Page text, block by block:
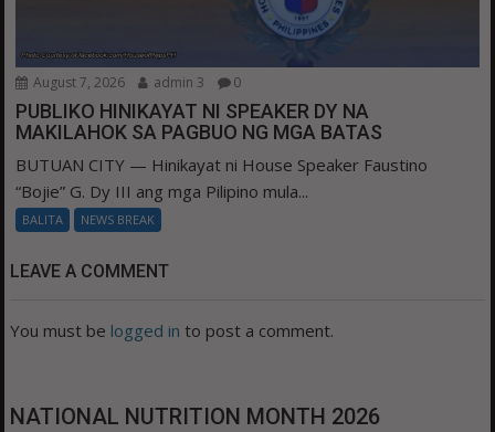
August 7, 2026 admin 3 0
PUBLIKO HINIKAYAT NI SPEAKER DY NA
MAKILAHOK SA PAGBUO NG MGA BATAS
BUTUAN CITY — Hinikayat ni House Speaker Faustino
“Bojie” G. Dy III ang mga Pilipino mula...
BALITA NEWS BREAK
LEAVE A COMMENT
You must be logged in to post a comment.
NATIONAL NUTRITION MONTH 2026